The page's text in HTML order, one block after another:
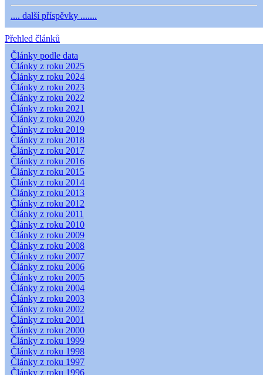
.... další příspěvky .......
Přehled článků
Články podle data
Články z roku 2025
Články z roku 2024
Články z roku 2023
Články z roku 2022
Články z roku 2021
Články z roku 2020
Články z roku 2019
Články z roku 2018
Články z roku 2017
Články z roku 2016
Články z roku 2015
Články z roku 2014
Články z roku 2013
Články z roku 2012
Články z roku 2011
Články z roku 2010
Články z roku 2009
Články z roku 2008
Články z roku 2007
Články z roku 2006
Články z roku 2005
Články z roku 2004
Články z roku 2003
Články z roku 2002
Články z roku 2001
Články z roku 2000
Články z roku 1999
Články z roku 1998
Články z roku 1997
Články z roku 1996